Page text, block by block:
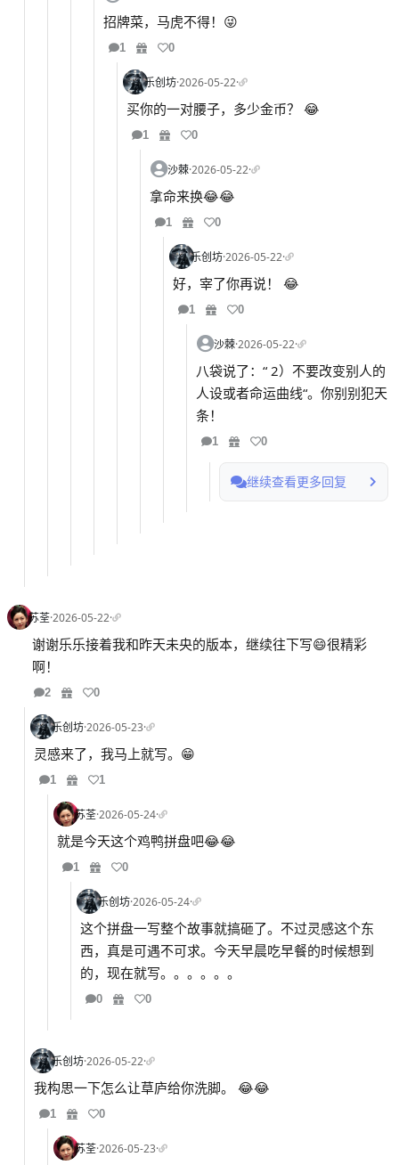
招牌菜，马虎不得！😜
1 0
乐创坊·2026-05-22·
买你的一对腰子，多少金币？ 😂
1 0
沙棘·2026-05-22·
拿命来换😂😂
1 0
乐创坊·2026-05-22·
好，宰了你再说！ 😂
1 0
沙棘·2026-05-22·
八袋说了：“ 2）不要改变别人的
人设或者命运曲线“。你别别犯天
条！
1 0
继续查看更多回复
苏荃·2026-05-22·
谢谢乐乐接着我和昨天未央的版本，继续往下写😄很精彩
啊！
2 0
乐创坊·2026-05-23·
灵感来了，我马上就写。😁
1 1
苏荃·2026-05-24·
就是今天这个鸡鸭拼盘吧😂😂
1 0
乐创坊·2026-05-24·
这个拼盘一写整个故事就搞砸了。不过灵感这个东
西，真是可遇不可求。今天早晨吃早餐的时候想到
的，现在就写。。。。。。
0 0
乐创坊·2026-05-22·
我构思一下怎么让草庐给你洗脚。 😂😂
1 0
苏荃·2026-05-23·